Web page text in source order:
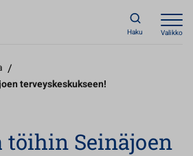
Haku Valikko
/
terveyskeskukseen!
töihin Seinäjoen